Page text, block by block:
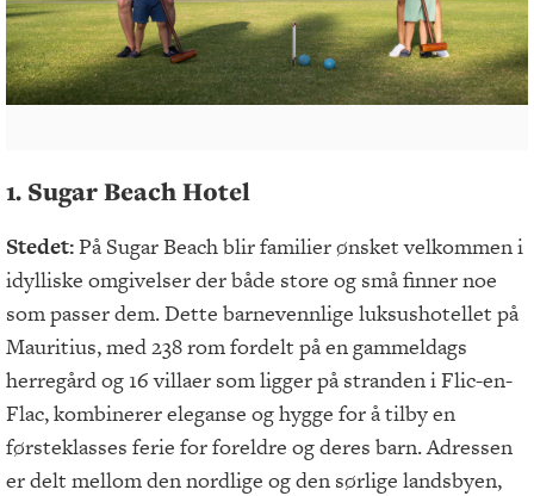
1. Sugar Beach Hotel
Stedet:På Sugar Beach blir familier ønsket velkommen i
idylliske omgivelser der både store og små finner noe
som passer dem. Dette barnevennlige luksushotellet på
Mauritius, med 238 rom fordelt på en gammeldags
herregård og 16 villaer som ligger på stranden i Flic-en-
Flac, kombinerer eleganse og hygge for å tilby en
førsteklasses ferie for foreldre og deres barn. Adressen
er delt mellom den nordlige og den sørlige landsbyen,